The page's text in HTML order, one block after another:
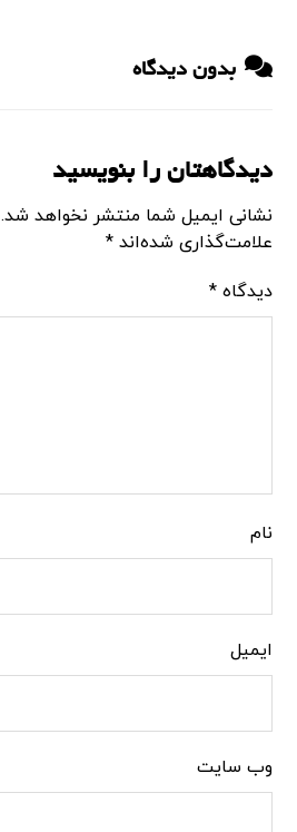
بدون دیدگاه
دیدگاهتان را بنویسید
نشانی ایمیل شما منتشر نخواهد شد.
علامت‌گذاری شده‌اند*
دیدگاه*
نام
ایمیل
وب‌ سایت